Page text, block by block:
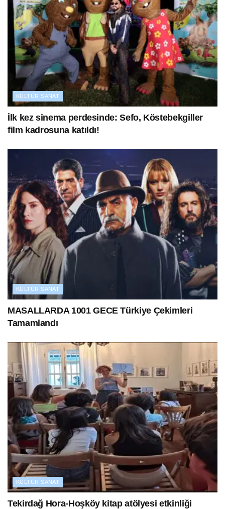
KÜLTÜR SANAT
İlk kez sinema perdesinde: Sefo, Köstebekgiller
film kadrosuna katıldı!
KÜLTÜR SANAT
MASALLARDA 1001 GECE Türkiye Çekimleri
Tamamlandı
KÜLTÜR SANAT
Tekirdağ Hora-Hoşköy kitap atölyesi etkinliği